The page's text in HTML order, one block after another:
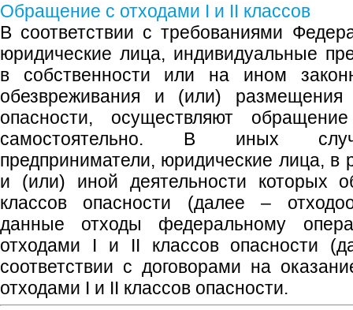
Обращение с отходами I и II классов
В соответствии с требованиями
юридические лица, индивидуальные
в собственности или на ином
обезвреживания и (или)
опасности, осуществляют
самостоятельно. В иных
предприниматели, юридические лица, в
и (или) иной деятельности которых
классов опасности (далее –
данные отходы федеральному
отходами I и II классов опасности
соответствии с договорами на
отходами I и II классов опасности.